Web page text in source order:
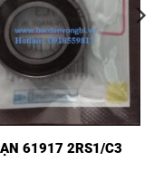
61917 2RS1/C3